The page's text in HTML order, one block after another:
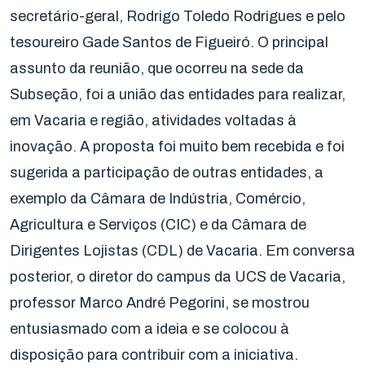
secretário-geral, Rodrigo Toledo Rodrigues e pelo
tesoureiro Gade Santos de Figueiró. O principal
assunto da reunião, que ocorreu na sede da
Subseção, foi a união das entidades para realizar,
em Vacaria e região, atividades voltadas à
inovação. A proposta foi muito bem recebida e foi
sugerida a participação de outras entidades, a
exemplo da Câmara de Indústria, Comércio,
Agricultura e Serviços (CIC) e da Câmara de
Dirigentes Lojistas (CDL) de Vacaria. Em conversa
posterior, o diretor do campus da UCS de Vacaria,
professor Marco André Pegorini, se mostrou
entusiasmado com a ideia e se colocou à
disposição para contribuir com a iniciativa.